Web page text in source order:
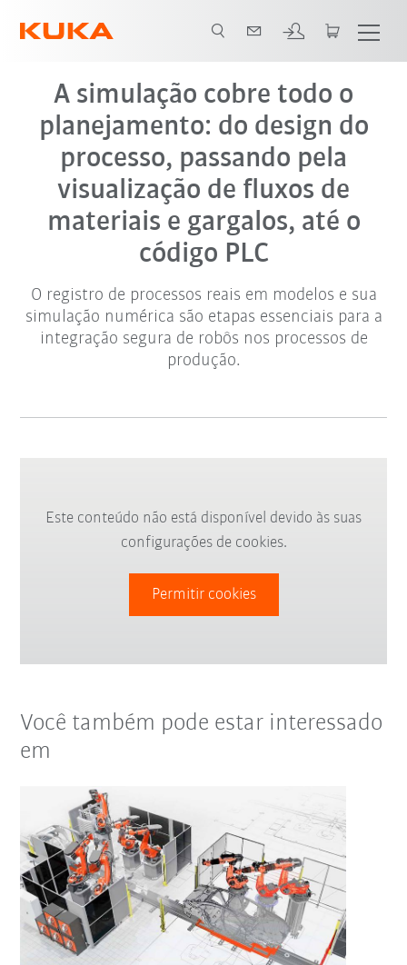
A simulação cobre todo o
planejamento: do design do
processo, passando pela
visualização de fluxos de
materiais e gargalos, até o
código PLC
O registro de processos reais em modelos e sua
simulação numérica são etapas essenciais para a
integração segura de robôs nos processos de
produção.
Este conteúdo não está disponível devido às suas
configurações de cookies.
Permitir cookies
Você também pode estar interessado
em